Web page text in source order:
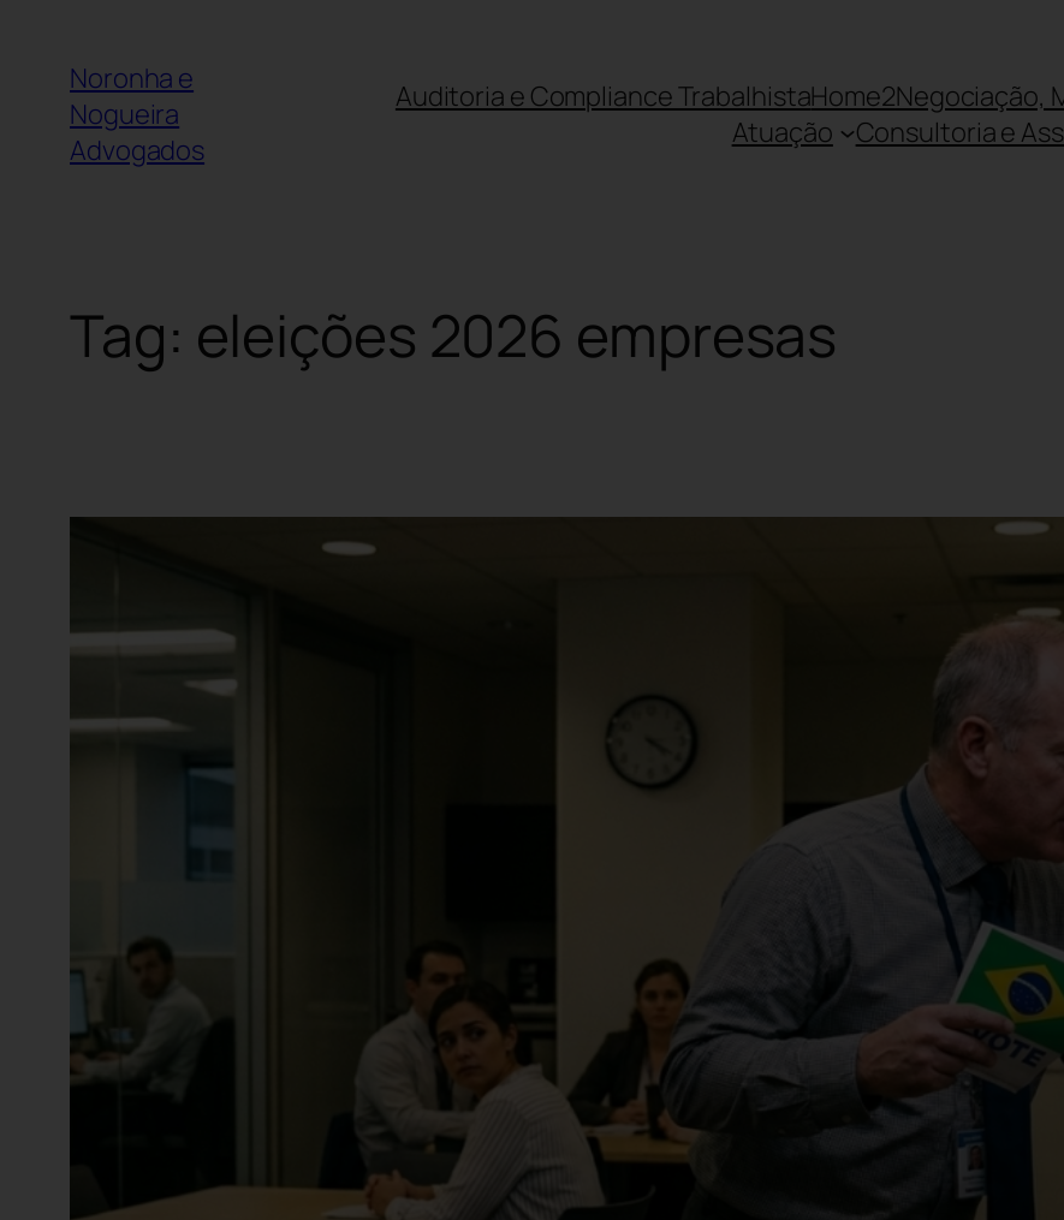
Noronha e
Nogueira
Advogados
Auditoria e Compliance TrabalhistaHome2Negociação,
Atuação
Consultoria e
Tag: eleições 2026 empresas